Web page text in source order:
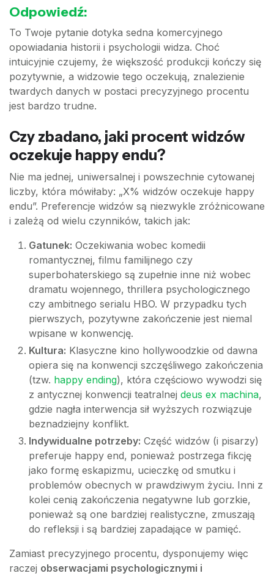
Odpowiedź:
To Twoje pytanie dotyka sedna komercyjnego
opowiadania historii i psychologii widza. Choć
intuicyjnie czujemy, że większość produkcji kończy się
pozytywnie, a widzowie tego oczekują, znalezienie
twardych danych w postaci precyzyjnego procentu
jest bardzo trudne.
Czy zbadano, jaki procent widzów
oczekuje happy endu?
Nie ma jednej, uniwersalnej i powszechnie cytowanej
liczby, która mówiłaby: „X% widzów oczekuje happy
endu”. Preferencje widzów są niezwykle zróżnicowane
i zależą od wielu czynników, takich jak:
Gatunek: Oczekiwania wobec komedii
romantycznej, filmu familijnego czy
superbohaterskiego są zupełnie inne niż wobec
dramatu wojennego, thrillera psychologicznego
czy ambitnego serialu HBO. W przypadku tych
pierwszych, pozytywne zakończenie jest niemal
wpisane w konwencję.
Kultura: Klasyczne kino hollywoodzkie od dawna
opiera się na konwencji szczęśliwego zakończenia
(tzw. happy ending), która częściowo wywodzi się
z antycznej konwencji teatralnej deus ex machina,
gdzie nagła interwencja sił wyższych rozwiązuje
beznadziejny konflikt.
Indywidualne potrzeby: Część widzów (i pisarzy)
preferuje happy end, ponieważ postrzega fikcję
jako formę eskapizmu, ucieczkę od smutku i
problemów obecnych w prawdziwym życiu. Inni z
kolei cenią zakończenia negatywne lub gorzkie,
ponieważ są one bardziej realistyczne, zmuszają
do refleksji i są bardziej zapadające w pamięć.
Zamiast precyzyjnego procentu, dysponujemy więc
raczej obserwacjami psychologicznymi i